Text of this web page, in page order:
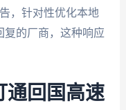
，针对性优化本地
复的厂商，这种响应
通回国高速